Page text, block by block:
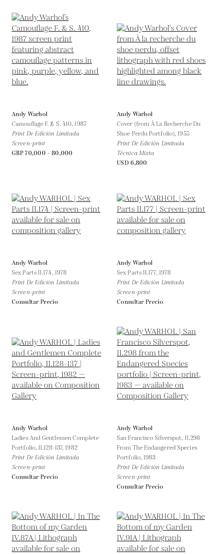
Andy Warhol
Camouflage F. & S. 410,1987
Print De Edición Limitada
Screen-print
GBP 70,000 - 80,000
Andy Warhol
Cover (from À La Recherche Du
Shoe Perdu Portfolio),1955
Print De Edición Limitada
Técnica Mixta
USD 6,800
Andy Warhol
Sex Parts II.174, 1978
Print De Edición Limitada
Screen-print
Consultar Precio
Andy Warhol
Sex Parts II.177, 1978
Print De Edición Limitada
Screen-print
Consultar Precio
Andy Warhol
Ladies And Gentlemen Complete
Portfolio, II.128-137,1982
Print De Edición Limitada
Screen-print
Consultar Precio
Andy Warhol
San Francisco Silverspot, II.298
From The Endangered Species
Portfolio,1983
Print De Edición Limitada
Screen-print
Consultar Precio